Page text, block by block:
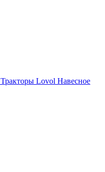
Тракторы Lovol Навесное